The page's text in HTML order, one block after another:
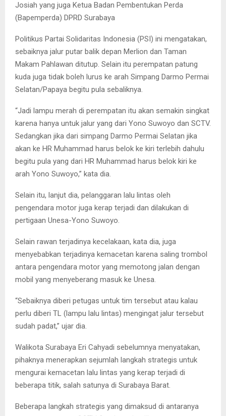
Josiah yang juga Ketua Badan Pembentukan Perda
(Bapemperda) DPRD Surabaya
Politikus Partai Solidaritas Indonesia (PSI) ini mengatakan,
sebaiknya jalur putar balik depan Merlion dan Taman
Makam Pahlawan ditutup. Selain itu perempatan patung
kuda juga tidak boleh lurus ke arah Simpang Darmo Permai
Selatan/Papaya begitu pula sebaliknya.
“Jadi lampu merah di perempatan itu akan semakin singkat
karena hanya untuk jalur yang dari Yono Suwoyo dan SCTV.
Sedangkan jika dari simpang Darmo Permai Selatan jika
akan ke HR Muhammad harus belok ke kiri terlebih dahulu
begitu pula yang dari HR Muhammad harus belok kiri ke
arah Yono Suwoyo,” kata dia.
Selain itu, lanjut dia, pelanggaran lalu lintas oleh
pengendara motor juga kerap terjadi dan dilakukan di
pertigaan Unesa-Yono Suwoyo.
Selain rawan terjadinya kecelakaan, kata dia, juga
menyebabkan terjadinya kemacetan karena saling trombol
antara pengendara motor yang memotong jalan dengan
mobil yang menyeberang masuk ke Unesa.
“Sebaiknya diberi petugas untuk tim tersebut atau kalau
perlu diberi TL (lampu lalu lintas) mengingat jalur tersebut
sudah padat,” ujar dia.
Walikota Surabaya Eri Cahyadi sebelumnya menyatakan,
pihaknya menerapkan sejumlah langkah strategis untuk
mengurai kemacetan lalu lintas yang kerap terjadi di
beberapa titik, salah satunya di Surabaya Barat.
Beberapa langkah strategis yang dimaksud di antaranya